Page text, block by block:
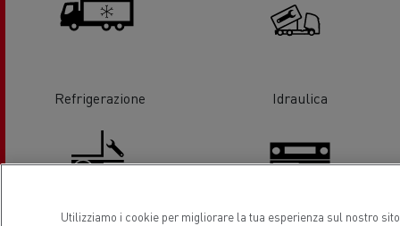
Refrigerazione Idraulica
Utilizziamo i cookie per migliorare la tua esperienza sul nostro